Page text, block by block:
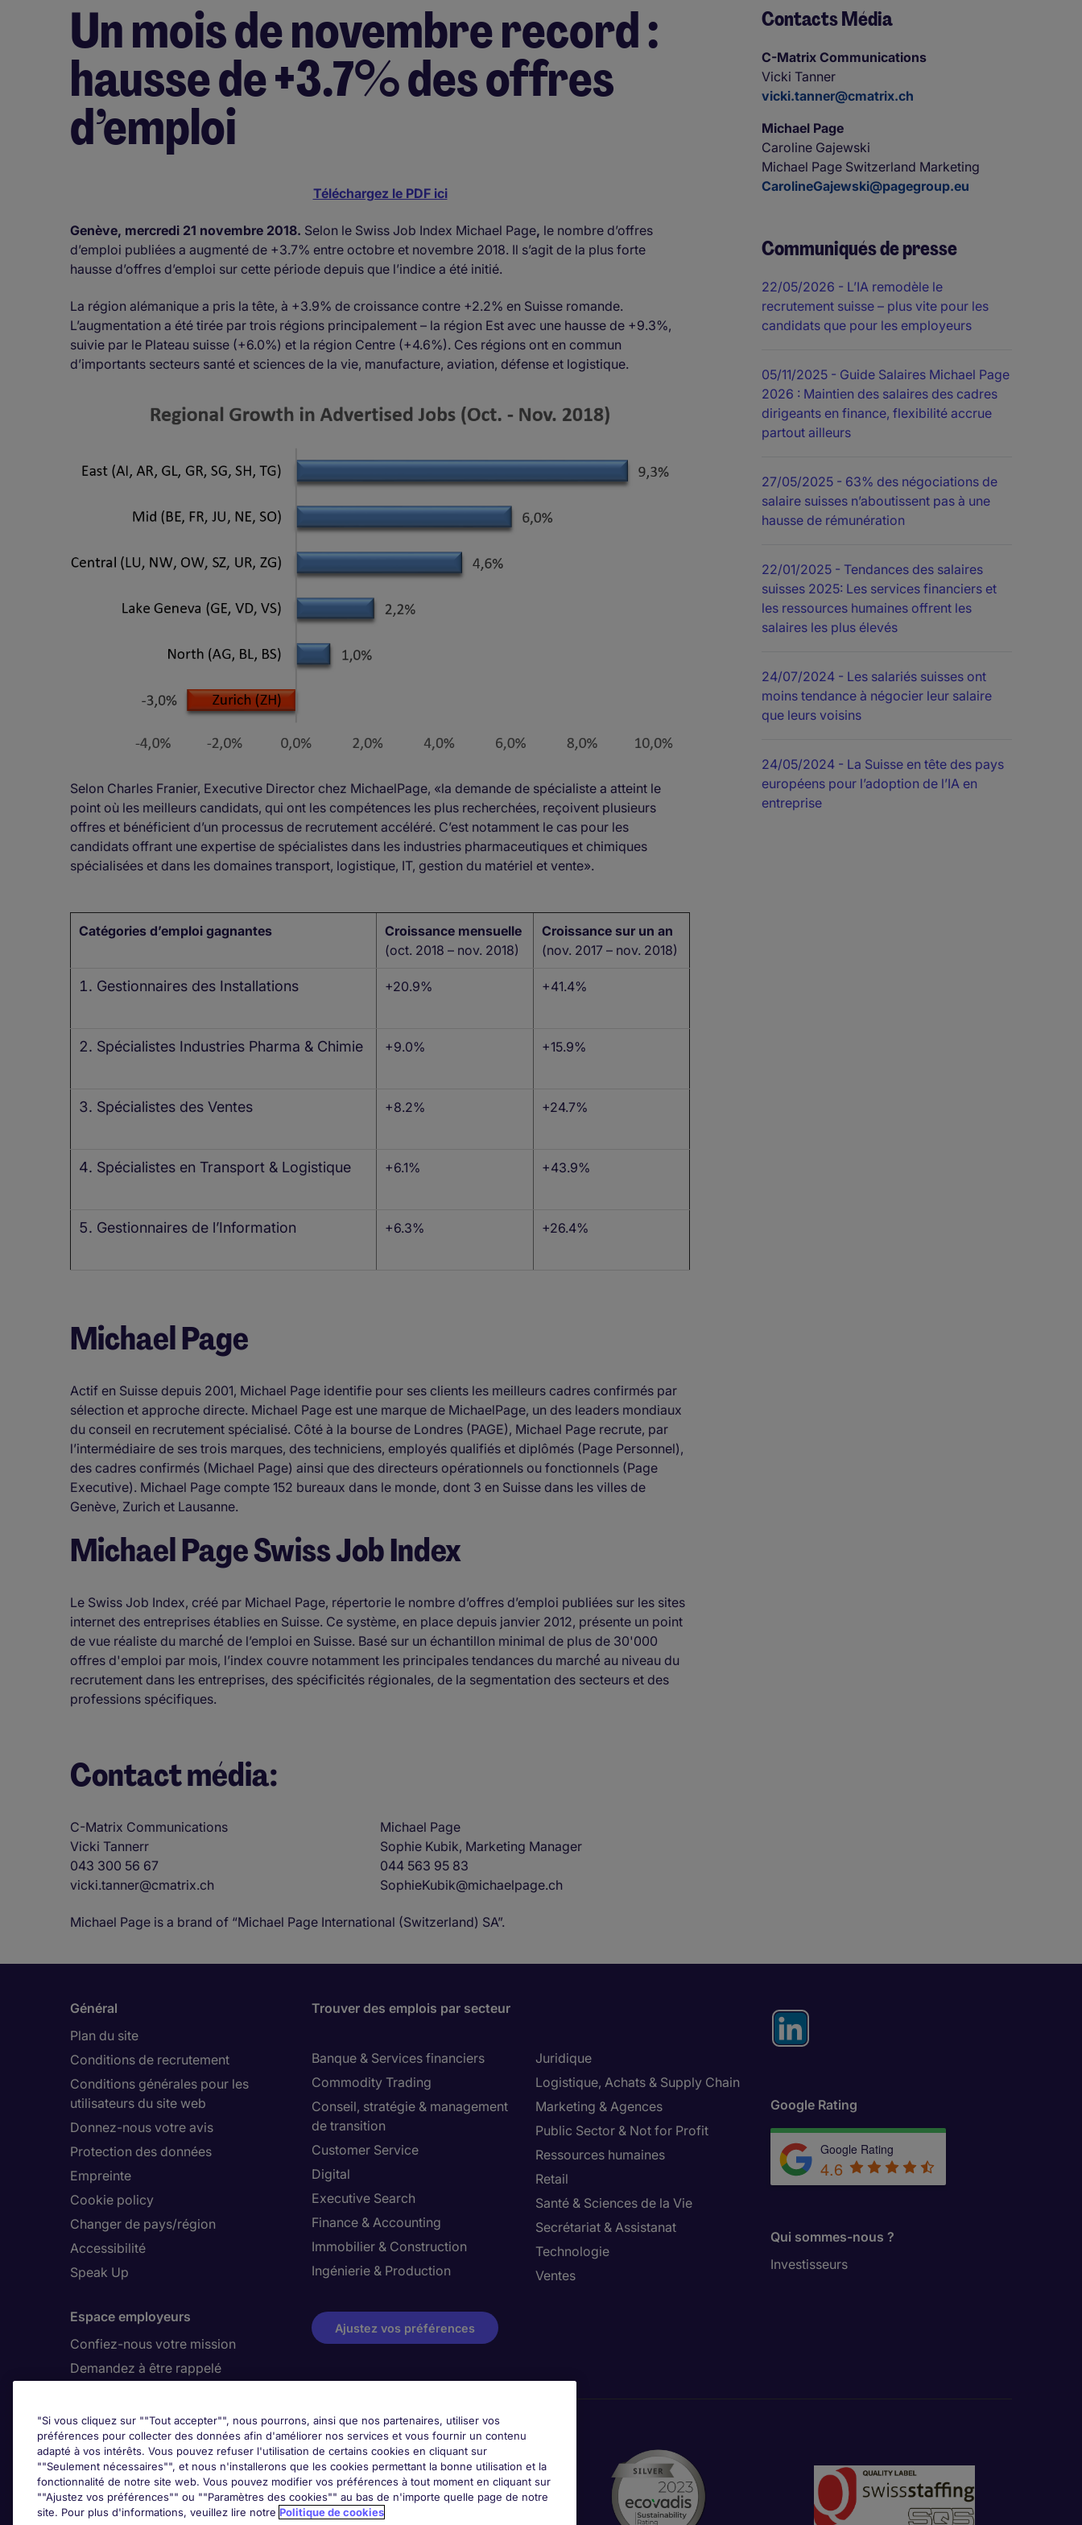
Un mois de novembre record :
hausse de +3.7% des offres
d’emploi
Téléchargez le PDF ici
Genève, mercredi 21 novembre 2018. Selon le Swiss Job Index Michael Page, le nombre d’offres
d’emploi publiées a augmenté de +3.7% entre octobre et novembre 2018. Il s’agit de la plus forte
hausse d’offres d’emploi sur cette période depuis que l’indice a été initié.
La région alémanique a pris la tête, à +3.9% de croissance contre +2.2% en Suisse romande.
L’augmentation a été tirée par trois régions principalement – la région Est avec une hausse de +9.3%,
suivie par le Plateau suisse (+6.0%) et la région Centre (+4.6%). Ces régions ont en commun
d’importants secteurs santé et sciences de la vie, manufacture, aviation, défense et logistique.
Selon Charles Franier, Executive Director chez MichaelPage, «la demande de spécialiste a atteint le
point où les meilleurs candidats, qui ont les compétences les plus recherchées, reçoivent plusieurs
offres et bénéficient d’un processus de recrutement accéléré. C’est notamment le cas pour les
candidats offrant une expertise de spécialistes dans les industries pharmaceutiques et chimiques
spécialisées et dans les domaines transport, logistique, IT, gestion du matériel et vente».
Catégories d’emploi gagnantes
Croissance mensuelle
(oct. 2018 – nov. 2018)
Croissance sur un an
(nov. 2017 – nov. 2018)
Gestionnaires des Installations +20.9% +41.4%
Spécialistes Industries Pharma & Chimie +9.0% +15.9%
Spécialistes des Ventes +8.2% +24.7%
Spécialistes en Transport & Logistique +6.1% +43.9%
Gestionnaires de l’Information +6.3% +26.4%
Michael Page
Actif en Suisse depuis 2001, Michael Page identifie pour ses clients les meilleurs cadres confirmés par
sélection et approche directe. Michael Page est une marque de MichaelPage, un des leaders mondiaux
du conseil en recrutement spécialisé. Côté à la bourse de Londres (PAGE), Michael Page recrute, par
l’intermédiaire de ses trois marques, des techniciens, employés qualifiés et diplômés (Page Personnel),
des cadres confirmés (Michael Page) ainsi que des directeurs opérationnels ou fonctionnels (Page
Executive). Michael Page compte 152 bureaux dans le monde, dont 3 en Suisse dans les villes de
Genève, Zurich et Lausanne.
Michael Page Swiss Job Index
Le Swiss Job Index, créé par Michael Page, répertorie le nombre d’offres d’emploi publiées sur les sites
internet des entreprises établies en Suisse. Ce système, en place depuis janvier 2012, présente un point
de vue réaliste du marché́ de l’emploi en Suisse. Basé sur un échantillon minimal de plus de 30'000
offres d'emploi par mois, l’index couvre notamment les principales tendances du marché́ au niveau du
recrutement dans les entreprises, des spécificités régionales, de la segmentation des secteurs et des
professions spécifiques.
Contact média:
C-Matrix Communications
Vicki Tannerr
043 300 56 67
vicki.tanner@cmatrix.ch
Michael Page
Sophie Kubik, Marketing Manager
044 563 95 83
SophieKubik@michaelpage.ch
Michael Page is a brand of “Michael Page International (Switzerland) SA”.
Contacts Média
C-Matrix Communications
Vicki Tanner
vicki.tanner@cmatrix.ch
Michael Page
Caroline Gajewski
Michael Page Switzerland Marketing
CarolineGajewski@pagegroup.eu
Communiqués de presse
22/05/2026 - L’IA remodèle le
recrutement suisse – plus vite pour les
candidats que pour les employeurs
05/11/2025- Guide Salaires Michael Page
2026 : Maintien des salaires des cadres
dirigeants en finance, flexibilité accrue
partout ailleurs
27/05/2025- 63% des négociations de
salaire suisses n’aboutissent pas à une
hausse de rémunération
22/01/2025- Tendances des salaires
suisses 2025: Les services financiers et
les ressources humaines offrent les
salaires les plus élevés
24/07/2024- Les salariés suisses ont
moins tendance à négocier leur salaire
que leurs voisins
24/05/2024- La Suisse en tête des pays
européens pour l’adoption de l’IA en
entreprise
Général
Plan du site
Conditions de recrutement
Conditions générales pour les
utilisateurs du site web
Donnez-nous votre avis
Protection des données
Empreinte
Cookie policy
Changer de pays/région
Accessibilité
Speak Up
Espace employeurs
Confiez-nous votre mission
Demandez à être rappelé
Trouver des emplois par secteur
Banque & Services financiers
Commodity Trading
Conseil, stratégie & management
de transition
Customer Service
Digital
Executive Search
Finance & Accounting
Immobilier & Construction
Ingénierie & Production
Juridique
Logistique, Achats & Supply Chain
Marketing & Agences
Public Sector & Not for Profit
Ressources humaines
Retail
Santé & Sciences de la Vie
Secrétariat & Assistanat
Technologie
Ventes
Ajustez vos préférences
Google Rating
Google Rating
4.6
Qui sommes-nous ?
Investisseurs
Awards
"Si vous cliquez sur ""Tout accepter"", nous pourrons, ainsi que nos partenaires, utiliser vos
préférences pour collecter des données afin d'améliorer nos services et vous fournir un contenu
adapté à vos intérêts. Vous pouvez refuser l'utilisation de certains cookies en cliquant sur
""Seulement nécessaires"", et nous n'installerons que les cookies permettant la bonne utilisation et la
fonctionnalité de notre site web. Vous pouvez modifier vos préférences à tout moment en cliquant sur
""Ajustez vos préférences"" ou ""Paramètres des cookies"" au bas de n'importe quelle page de notre
site. Pour plus d'informations, veuillez lire notre Politique de cookies